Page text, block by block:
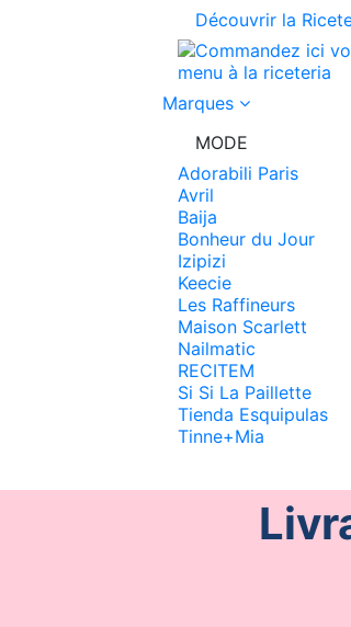
Découvrir la
Marques
MODE
Adorabili Paris
Avril
Baija
Bonheur du Jour
Izipizi
Keecie
Les Raffineurs
Maison Scarlett
Nailmatic
RECITEM
Si Si La Paillette
Tienda Esquipulas
Tinne+Mia